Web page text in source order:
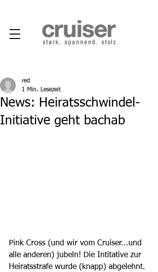
News: Heiratsschwindel-
Initiative geht bachab
red
1 Min. Lesezeit
Pink Cross (und wir vom Cruiser...und
alle anderen) jubeln! Die Intitative zur
Heiratsstrafe wurde (knapp) abgelehnt.